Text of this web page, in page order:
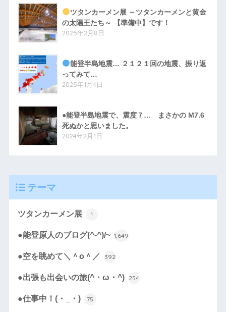
ツタンカーメン展 ～ツタンカーメンと黄金
の太陽王たち～ 【準備中】です！
2025年2月8日
能登半島地震… ２１２１回の地震、振り返
ってみて…
2025年1月4日
●能登半島地震で、震度７… まさかの M7.6
死ぬかと思いました。
2024年2月1日
テーマ
ツタンカーメン展 1
●能登原人のブログ(^-^)/~ 1,649
●空を眺めて＼＾o＾／ 392
●出張も出会いの旅(^・ω・^) 254
●仕事中！(・_・) 75